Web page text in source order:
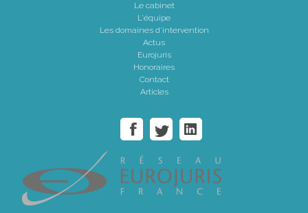
Le cabinet
L'équipe
Les domaines d'intervention
Actus
Eurojuris
Honoraires
Contact
Articles